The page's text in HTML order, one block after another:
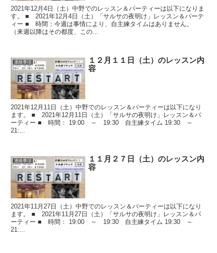
2021年12月4日（土）中野でのレッスン＆パーティーは以下になりま
す。 ■ 2021年12月4日（土）「サルサの夜明け」レッスン＆パーテ
ィー ■ 時間：今週は事情により、自主練タイムはありません。
（来週以降はその都度、この...
連絡事項
１２月１１日（土）のレッスン内
容
2021年12月11日（土）中野でのレッスン＆パーティーは以下になり
ます。 ■ 2021年12月11日（土）「サルサの夜明け」レッスン＆パ
ーティー ■ 時間： 19:00 ～ 19:30 自主練タイム 19:30 ～
21:...
連絡事項
１１月２７日（土）のレッスン内
容
2021年11月27日（土）中野でのレッスン＆パーティーは以下になり
ます。 ■ 2021年11月27日（土）「サルサの夜明け」レッスン＆パ
ーティー ■ 時間： 19:00 ～ 19:30 自主練タイム 19:30 ～
21:...